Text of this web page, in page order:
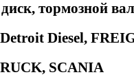
тормозной
Diesel,
SCANIA